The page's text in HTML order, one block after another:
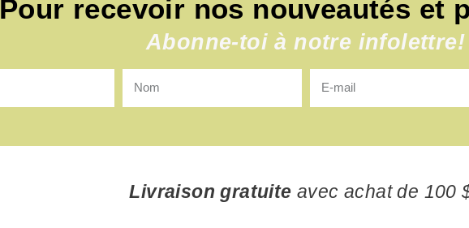
Pour recevoir nos nouveautés et
Abonne-toi à notre infolettre!
Livraison gratuite avec achat de 100